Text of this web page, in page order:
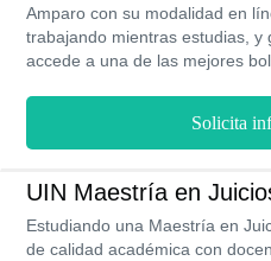
Amparo con su modalidad en
trabajando mientras estudias, y
accede a una de las mejores
académica, también puedes
aplicada a tus colegiaturas
intercambios estudiantiles y de
la universidad para ti.
Solicita
UIN Maestría en
Estudiando una Maestría en
de calidad académica con